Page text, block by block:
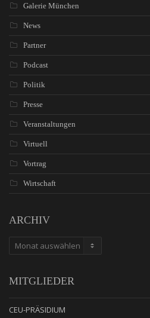
Galerie München
News
Partner
Podcast
Politik
Presse
Veranstaltungen
Virtuell
Vortrag
Wirtschaft
ARCHIV
ARCHIV
MITGLIEDER
CEU-PRÄSIDIUM